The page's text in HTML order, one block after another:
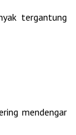
tergantung
mendengar